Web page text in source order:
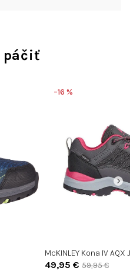
páčiť
–16 %
McKINLEY Kona IV AQX
49,95 € 59,95 €